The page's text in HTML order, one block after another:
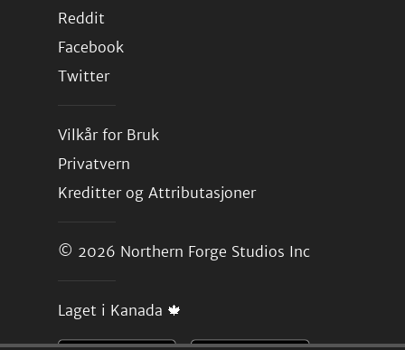
Reddit
Facebook
Twitter
Vilkår for Bruk
Privatvern
Kreditter og Attributasjoner
© 2026 Northern Forge Studios Inc
Laget i Kanada 🍁